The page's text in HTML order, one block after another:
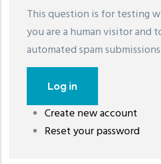
This question is for testing
you are a human visitor and
automated spam
Create new account
Reset your password
레딧 다운로드coloring pages
download